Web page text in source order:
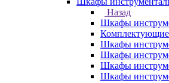
Назад
Шкафы
Шкафы
Шкафы
Шкафы
Шкафы